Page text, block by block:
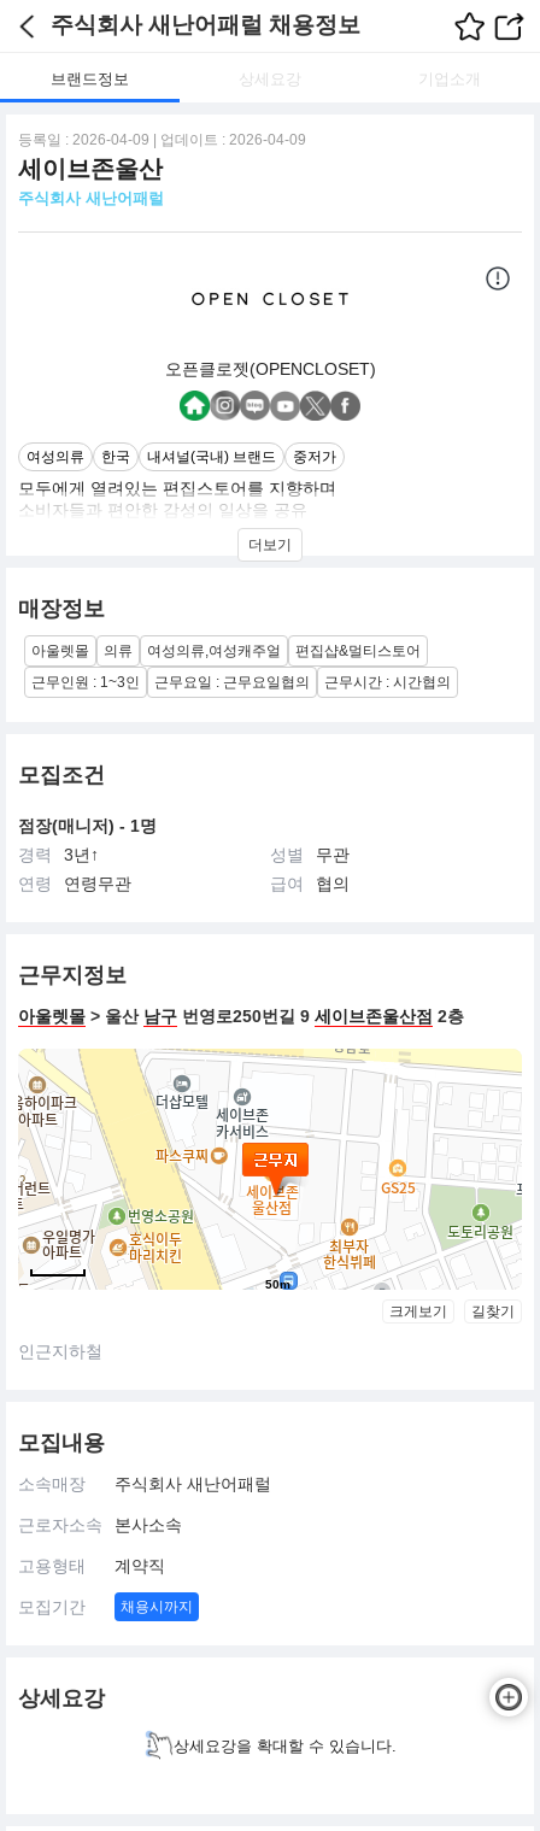
주식회사 새난어패럴 채용정보
브랜드정보 상세요강 기업소개
등록일 : 2026-04-09 | 업데이트 : 2026-04-09
세이브존울산
주식회사 새난어패럴
오픈클로젯(OPENCLOSET)
여성의류 한국 내셔널(국내) 브랜드 중저가
모두에게 열려있는 편집스토어를 지향하며
소비자들과 편안한 감성의 일상을 공유
더보기
매장정보
아울렛몰 의류 여성의류,여성캐주얼
편집샵&멀티스토어
근무인원 : 1~3인
근무요일 : 근무요일협의 근무시간 : 시간협의
모집조건
점장(매니저) - 1명
경력
3년↑ 성별
무관
연령
연령무관 급여 협의
근무지정보
아울렛몰 > 울산 남구 번영로250번길 9 세이브존울산점 2층
50m
크게보기 길찾기
인근지하철
모집내용
소속매장 주식회사 새난어패럴
근로자소속 본사소속
고용형태 계약직
모집기간 채용시까지
상세요강
상세요강을 확대할 수 있습니다.